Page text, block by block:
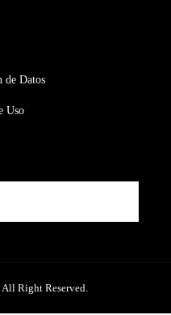
de Datos
Uso
Right Reserved.